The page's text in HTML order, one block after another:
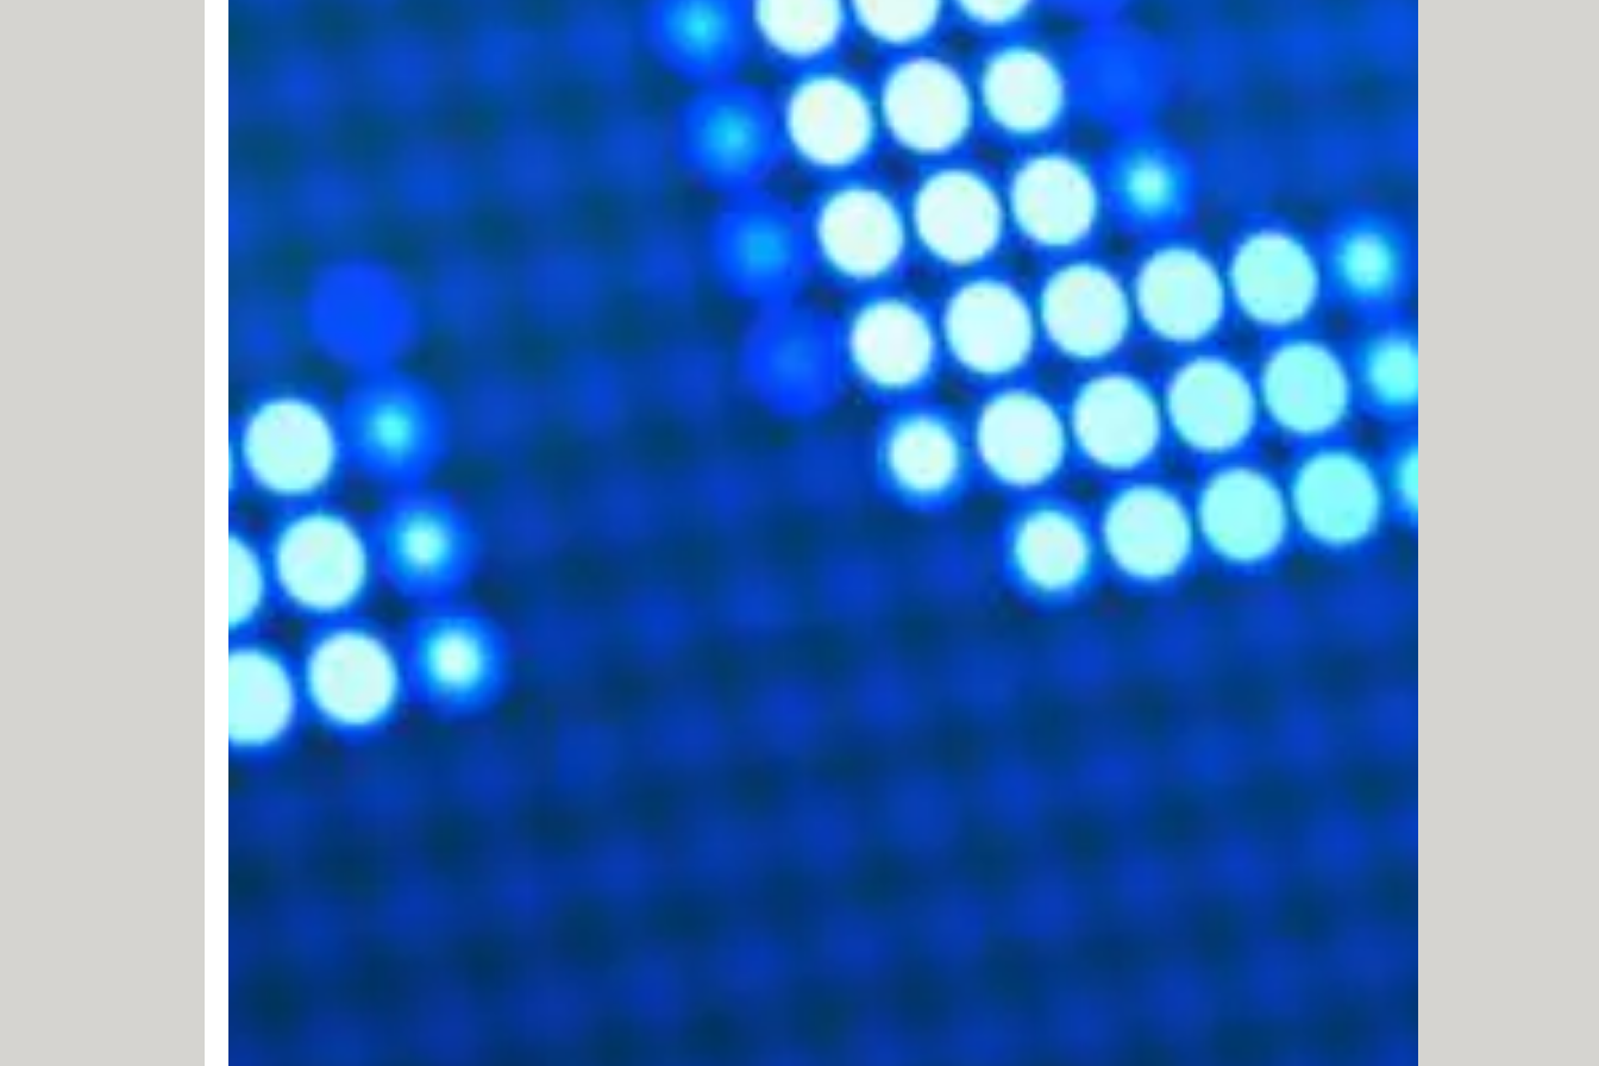
] HTTP/1.0 Accept : text/html
If-Modified-Since : Saturday, 15-January-2000 14:37:11 GMT
User-Agent : Mozilla/4.0 (compatible; MSIE 5.0; Windows 95)
Commandes
Command
Description
GET Requête de la ressource située à l'URL spécifiée
HEAD
Requête de l'en-tête de la ressource située à l'URL
spécifiée
POST Envoi de données au programme situé à l'URL spécifiée
PUT Envoi de données à l'URL spécifiée
DELETE Suppression de la ressource située à l'URL spécifiée
En-têtes
Nom de
l'en-tête